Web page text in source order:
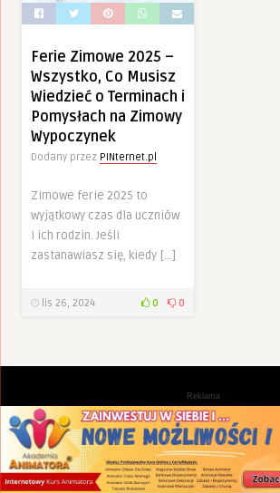
Ferie Zimowe 2025 –
Wszystko, Co Musisz
Wiedzieć o Terminach i
Pomysłach na Zimowy
Wypoczynek
Dodany przez PINternet.pl
Zimowe ferie 2025 to
wyjątkowy czas dla uczniów
i ich rodzin. Jeśli
zastanawiasz się, kiedy […]
lis 26, 2024 0 0
Reklama